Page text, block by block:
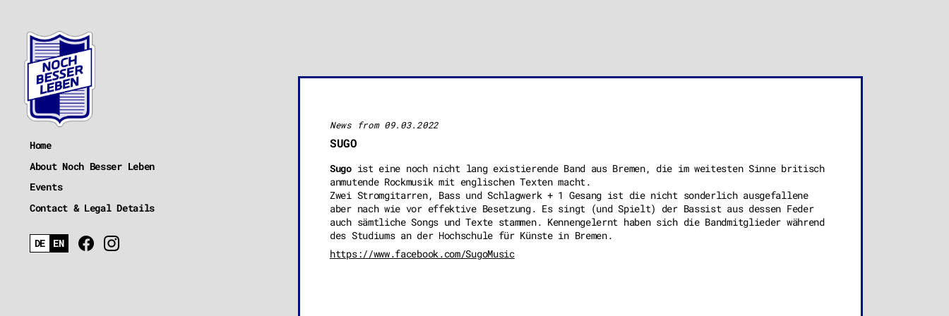
Home
About Noch Besser Leben
Events
Contact & Legal Details
News from 09.03.2022
SUGO
Sugoist eine noch nicht lang existierende Band aus Bremen, die im weitesten Sinne britisch
anmutende Rockmusik mit englischen Texten macht.
Zwei Stromgitarren, Bass und Schlagwerk + 1 Gesang ist die nicht sonderlich ausgefallene
aber nach wie vor effektive Besetzung. Es singt (und Spielt) der Bassist aus dessen Feder
auch sämtliche Songs und Texte stammen. Kennengelernt haben sich die Bandmitglieder während
des Studiums an der Hochschule für Künste in Bremen.
https://www.facebook.com/SugoMusic